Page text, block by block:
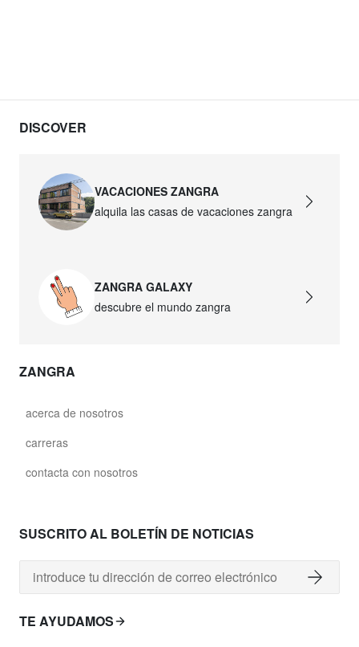
DISCOVER
VACACIONES ZANGRA
alquila las casas de vacaciones zangra
ZANGRA GALAXY
descubre el mundo zangra
ZANGRA
acerca de nosotros
carreras
contacta con nosotros
SUSCRITO AL BOLETÍN DE NOTICIAS
TE AYUDAMOS